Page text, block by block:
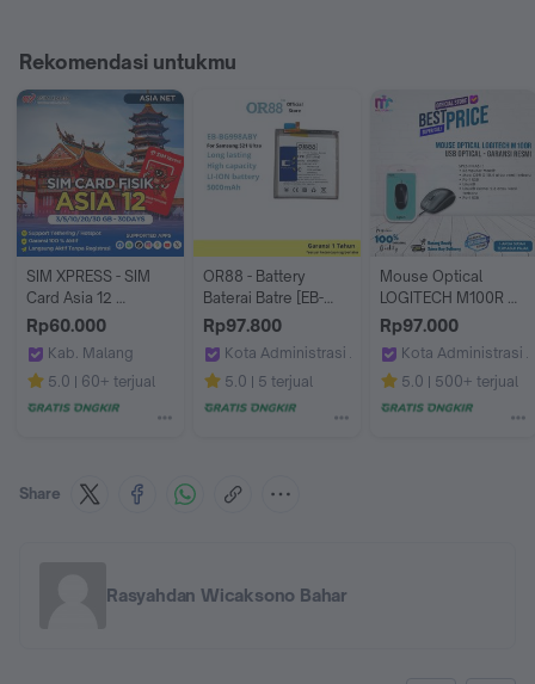
Rekomendasi untukmu
SIM XPRESS - SIM
Card Asia 12
Indonesia,
Singapura, Korea
Selatan, China, Hong
Kong, Malaysia,
Macao, Taiwan,
3 - 30 Hari | Kartu
Rp60.000
Kab. Malang
SIM XPRESS
5.0 60+ terjual
OR88 - Battery
Baterai Batre [EB-
BG998ABY]
Compatible With
Samsung S21 Ultra
Rp97.800
Kota Administrasi Jakarta Barat
OR88 shop
5.0 5 terjual
Mouse Optical
LOGITECH M100R
USB - Garansi Resmi
Rp97.000
Kota Administrasi
Multifungsi Online
5.0 500+ terjual
Share
Rasyahdan Wicaksono Bahar